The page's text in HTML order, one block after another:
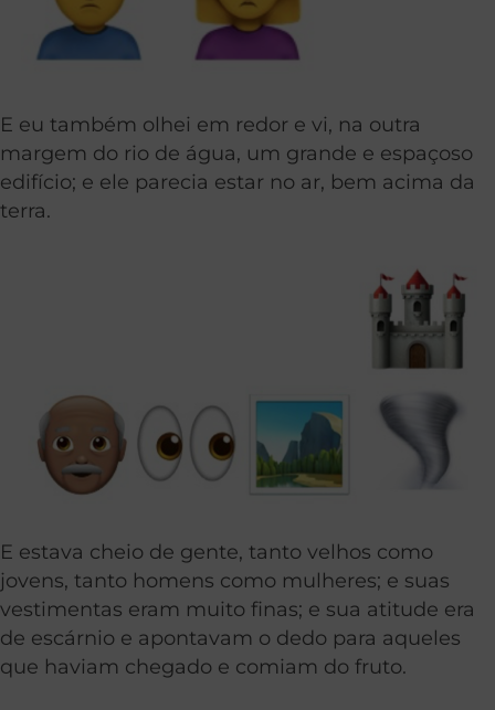
E eu também olhei em redor e vi, na outra
margem do rio de água, um grande e espaçoso
edifício; e ele parecia estar no ar, bem acima da
terra.
E estava cheio de gente, tanto velhos como
jovens, tanto homens como mulheres; e suas
vestimentas eram muito finas; e sua atitude era
de escárnio e apontavam o dedo para aqueles
que haviam chegado e comiam do fruto.